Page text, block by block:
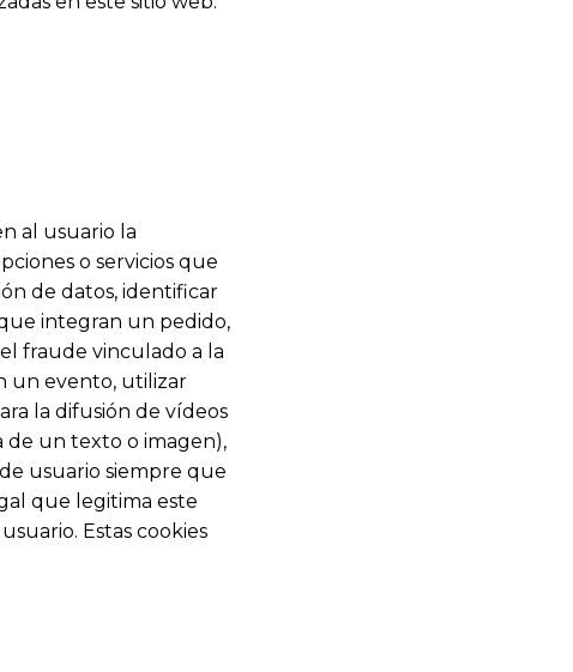
al usuario la
o servicios que
de datos, identificar
integran un pedido,
fraude vinculado a la
un evento, utilizar
la difusión de vídeos
de un texto o imagen),
usuario siempre que
que legitima este
Estas cookies